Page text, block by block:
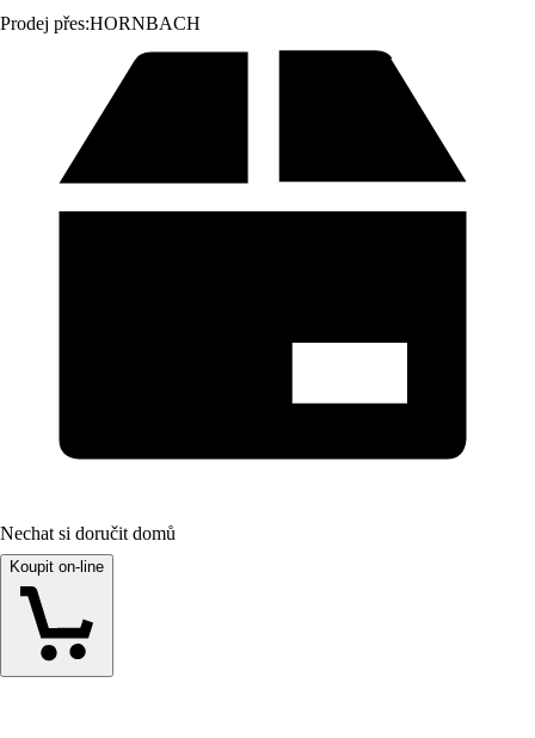
Prodej přes:HORNBACH
Nechat si doručit domů
Koupit on-line